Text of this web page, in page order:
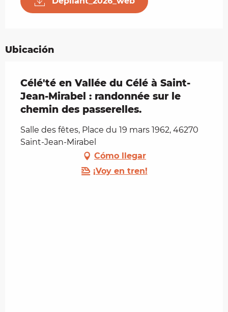
Ubicación
Célé'té en Vallée du Célé à Saint-
Jean-Mirabel : randonnée sur le
chemin des passerelles.
Salle des fêtes, Place du 19 mars 1962, 46270
Saint-Jean-Mirabel
Cómo llegar
¡Voy en tren!